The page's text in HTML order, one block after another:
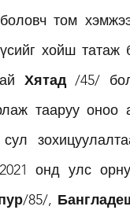
том
хойш татаж
Хятад /45/
онд улс
/85/,